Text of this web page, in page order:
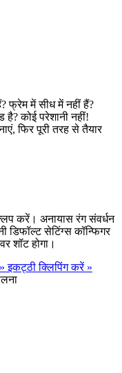
फ्रेम में सीध में नहीं हैं?
कोई परेशानी नहीं!
फिर पूरी तरह से तैयार
करें। अनायास रंग संवर्धन
डिफॉल्ट सेटिंग्स कॉन्फिगर
शॉट होगा।
» इकट्ठी क्लिपिंग करें »